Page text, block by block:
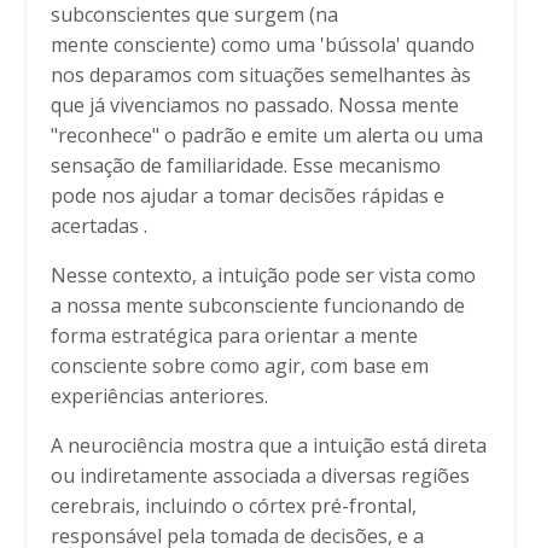
subconscientes que surgem (na
mente consciente) como uma 'bússola' quando
nos deparamos com situações semelhantes às
que já vivenciamos no passado. Nossa mente
"reconhece" o padrão e emite um alerta ou uma
sensação de familiaridade. Esse mecanismo
pode nos ajudar a tomar decisões rápidas e
acertadas .
Nesse contexto, a intuição pode ser vista como
a nossa mente subconsciente funcionando de
forma estratégica para orientar a mente
consciente sobre como agir, com base em
experiências anteriores.
A neurociência mostra que a intuição está direta
ou indiretamente associada a diversas regiões
cerebrais, incluindo o córtex pré-frontal,
responsável pela tomada de decisões, e a